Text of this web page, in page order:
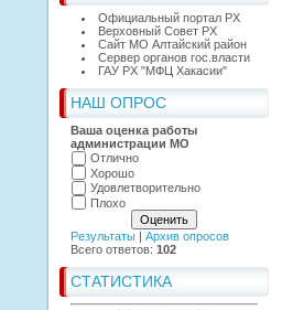
Официальный портал РХ
Верховный Совет РХ
Сайт МО Алтайский район
Сервер органов гос.власти
ГАУ РХ "МФЦ Хакасии"
НАШ ОПРОС
Ваша оценка работы
администрации МО
Отлично
Хорошо
Удовлетворительно
Плохо
Результаты
Архив опросов
Всего ответов: 102
СТАТИСТИКА